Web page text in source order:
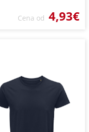
Cena od 4,93€